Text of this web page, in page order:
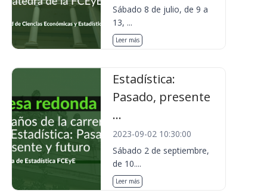
Sábado 8 de julio, de 9 a
13, ...
Leer más
Estadística:
Pasado, presente
...
2023-09-02 10:30:00
Sábado 2 de septiembre,
de 10....
Leer más